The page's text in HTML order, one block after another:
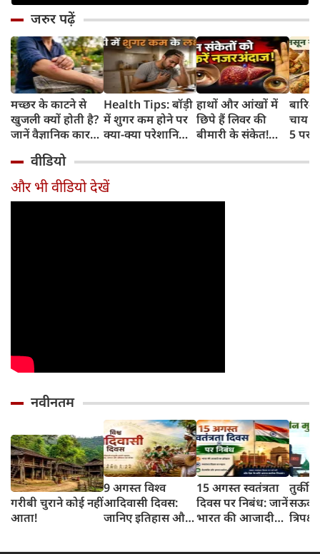
जरुर पढ़ें
मच्छर के काटने से
खुजली क्यों होती है?
जानें वैज्ञानिक कारण
Health Tips: बॉड़ी
में शुगर कम होने पर
क्या-क्या परेशानियां
बातें
हाथों और आंखों में
छिपे हैं लिवर की
बीमारी के संकेत!
नजरअंदाज
चाय
5
वीडियो
और भी वीडियो देखें
नवीनतम
गरीबी चुराने कोई नहीं
आता!
9 अगस्त विश्व
आदिवासी दिवस:
जानिए इतिहास और
15 अगस्त स्वतंत्रता
दिवस पर निबंध: जानें
भारत की आजादी
तुर्की,
सऊदी